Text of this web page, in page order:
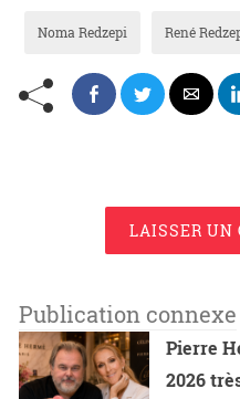
Noma Redzepi René
LAISSER UN
Publication connexe
Pierre
2026